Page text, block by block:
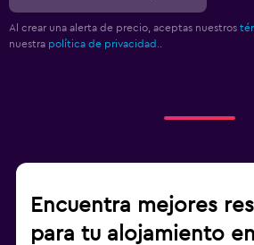
Al crear una alerta de precio, aceptas nuestros
nuestra política de privacidad.
Encuentra mejores
para tu alojamiento